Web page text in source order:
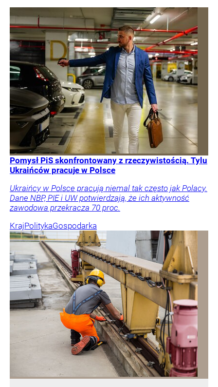
Pomysł PiS skonfrontowany z rzeczywistością. Tylu
Ukraińców pracuje w Polsce
Ukraińcy w Polsce pracują niemal tak często jak Polacy.
Dane NBP, PIE i UW potwierdzają, że ich aktywność
zawodowa przekracza 70 proc.
KrajPolitykaGospodarka